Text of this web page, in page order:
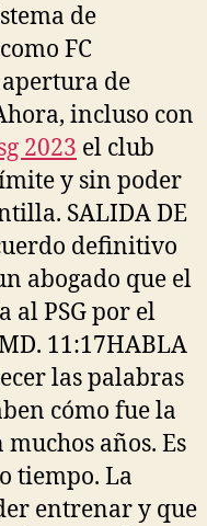
de
FC
de
incluso con
2023 el club
y sin poder
SALIDA DE
definitivo
abogado que el
al PSG por el
11:17HABLA
las palabras
cómo fue la
años. Es
tiempo. La
entrenar y que